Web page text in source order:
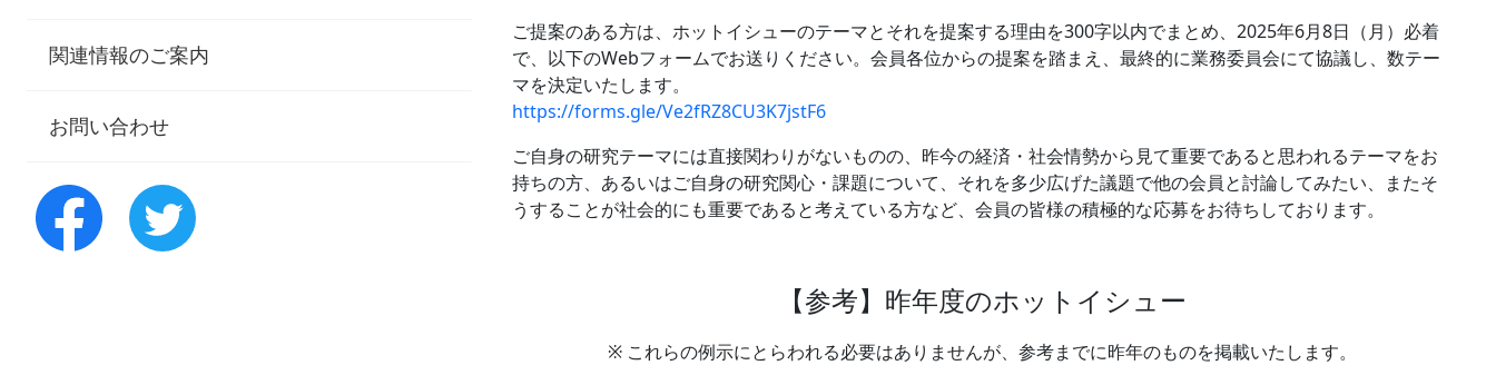
関連情報のご案内
お問い合わせ
ご提案のある方は、ホットイシューのテーマとそれを提案する理由を300字以内でまとめ、2025年6月8日（月）必着
で、以下のWebフォームでお送りください。会員各位からの提案を踏まえ、最終的に業務委員会にて協議し、数テー
マを決定いたします。
https://forms.gle/Ve2fRZ8CU3K7jstF6
ご自身の研究テーマには直接関わりがないものの、昨今の経済・社会情勢から見て重要であると思われるテーマをお
持ちの方、あるいはご自身の研究関心・課題について、それを多少広げた議題で他の会員と討論してみたい、またそ
うすることが社会的にも重要であると考えている方など、会員の皆様の積極的な応募をお待ちしております。
【参考】昨年度のホットイシュー
※ これらの例示にとらわれる必要はありませんが、参考までに昨年のものを掲載いたします。